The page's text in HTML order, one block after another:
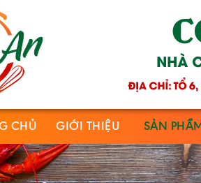
CHỦ GIỚI THIỆU SẢN